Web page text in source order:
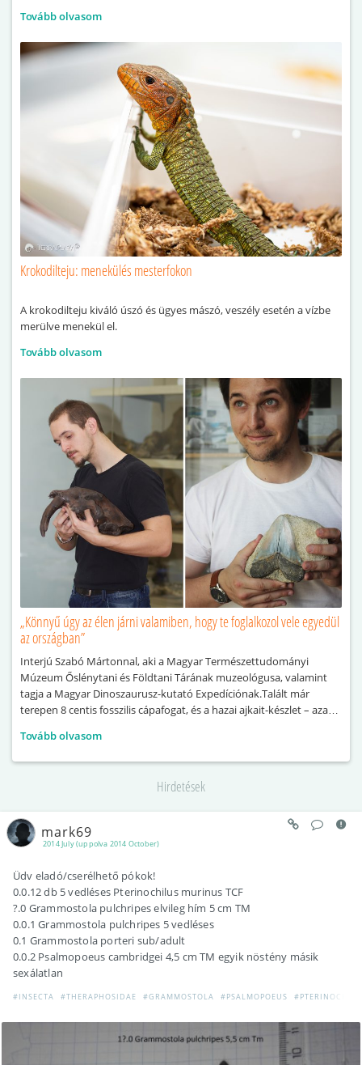
Tovább olvasom
Krokodilteju: menekülés mesterfokon
A krokodilteju kiváló úszó és ügyes mászó, veszély esetén a vízbe
merülve menekül el.
Tovább olvasom
„Könnyű úgy az élen járni valamiben, hogy te foglalkozol vele egyedül
az országban”
Interjú Szabó Mártonnal, aki a Magyar Természettudományi
Múzeum Őslénytani és Földtani Tárának muzeológusa, valamint
tagja a Magyar Dinoszaurusz-kutató Expedíciónak.Talált már
terepen 8 centis fosszilis cápafogat, és a hazai ajkait-készlet – azaz a
a fiókjaiban található. Törekvéseivel szeretné továbbá az országos
skorpiótartásra vonatkozó szabályozásokat kedvezőbb irányban
Tovább olvasom
Hirdetések
2014 July (uppolva 2014 October)
mark69
Üdv eladó/cserélhető pókok!
0.0.12 db 5 vedléses Pterinochilus murinus TCF
?.0 Grammostola pulchripes elvileg hím 5 cm TM
0.0.1 Grammostola pulchripes 5 vedléses
0.1 Grammostola porteri sub/adult
0.0.2 Psalmopoeus cambridgei 4,5 cm TM egyik nöstény másik
sexálatlan
#INSECTA #THERAPHOSIDAE #GRAMMOSTOLA #PSALMOPOEUS